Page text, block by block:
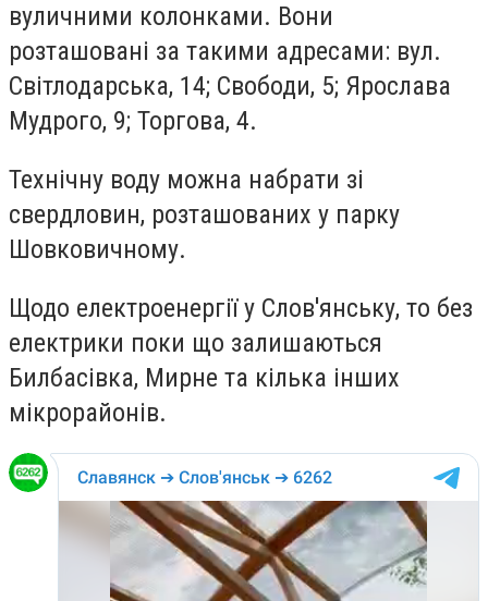
вуличними колонками. Вони
розташовані за такими адресами: вул.
Світлодарська, 14; Свободи, 5; Ярослава
Мудрого, 9; Торгова, 4.
Технічну воду можна набрати зі
свердловин, розташованих у парку
Шовковичному.
Щодо електроенергії у Слов'янську, то без
електрики поки що залишаються
Билбасівка, Мирне та кілька інших
мікрорайонів.